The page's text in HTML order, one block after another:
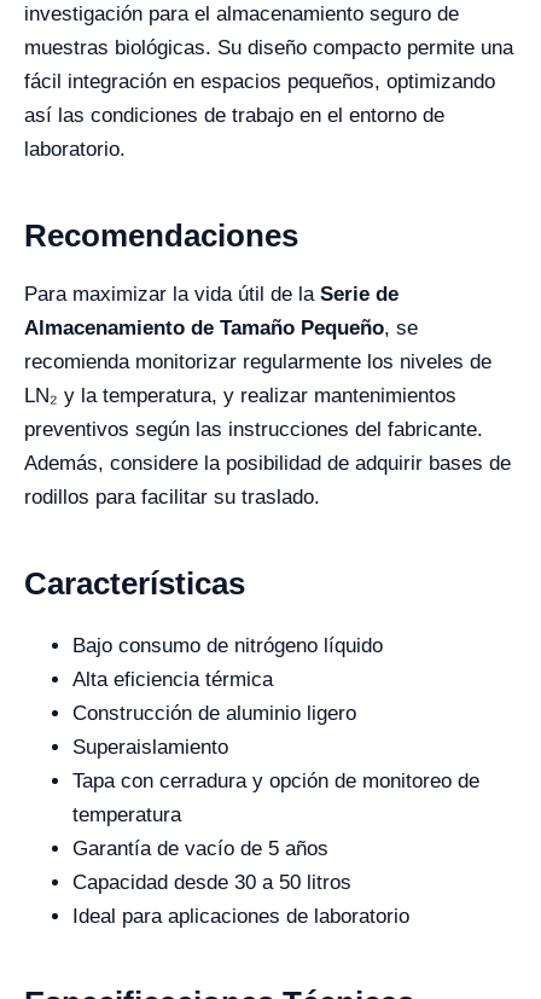
investigación para el almacenamiento seguro de
muestras biológicas. Su diseño compacto permite una
fácil integración en espacios pequeños, optimizando
así las condiciones de trabajo en el entorno de
laboratorio.
Recomendaciones
Para maximizar la vida útil de la Serie de
Almacenamiento de Tamaño Pequeño, se
recomienda monitorizar regularmente los niveles de
LN₂ y la temperatura, y realizar mantenimientos
preventivos según las instrucciones del fabricante.
Además, considere la posibilidad de adquirir bases de
rodillos para facilitar su traslado.
Características
Bajo consumo de nitrógeno líquido
Alta eficiencia térmica
Construcción de aluminio ligero
Superaislamiento
Tapa con cerradura y opción de monitoreo de
temperatura
Garantía de vacío de 5 años
Capacidad desde 30 a 50 litros
Ideal para aplicaciones de laboratorio